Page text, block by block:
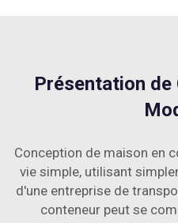
Présentation de
Conception de maison en
vie simple, utilisant
d'une entreprise de
conteneur peut se